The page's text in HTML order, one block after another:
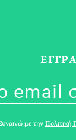
με την Πολιτική